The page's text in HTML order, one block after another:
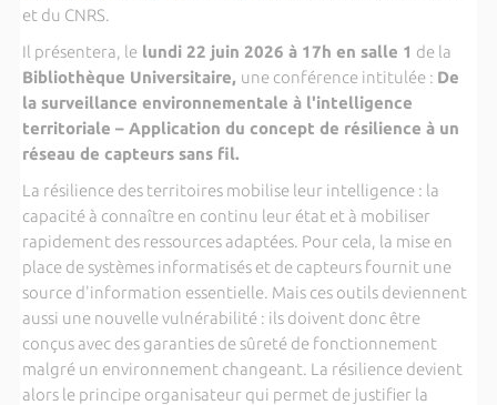
et du CNRS.
Il présentera, lelundi 22 juin 2026 à 17h en salle 1 de la
Bibliothèque Universitaire, une conférence intitulée : De
la surveillance environnementale à l'intelligence
territoriale – Application du concept de résilience à un
réseau de capteurs sans fil.
La résilience des territoires mobilise leur intelligence : la
capacité à connaître en continu leur état et à mobiliser
rapidement des ressources adaptées. Pour cela, la mise en
place de systèmes informatisés et de capteurs fournit une
source d'information essentielle. Mais ces outils deviennent
aussi une nouvelle vulnérabilité : ils doivent donc être
conçus avec des garanties de sûreté de fonctionnement
malgré un environnement changeant. La résilience devient
alors le principe organisateur qui permet de justifier la